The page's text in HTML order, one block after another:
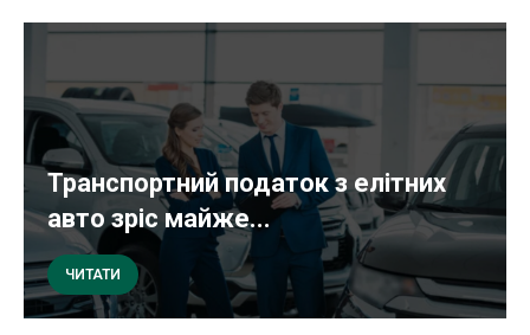
Транспортний податок з елітних
авто зріс майже...
ЧИТАТИ